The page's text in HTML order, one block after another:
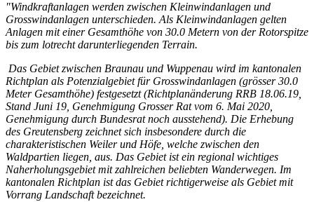
"Windkraftanlagen werden zwischen Kleinwindanlagen und
Grosswindanlagen unterschieden. Als Kleinwindanlagen gelten
Anlagen mit einer Gesamthöhe von 30.0 Metern von der Rotorspitze
bis zum lotrecht darunterliegenden Terrain.
Das Gebiet zwischen Braunau und Wuppenau wird im kantonalen
Richtplan als Potenzialgebiet für Grosswindanlagen (grösser 30.0
Meter Gesamthöhe) festgesetzt (Richtplanänderung RRB 18.06.19,
Stand Juni 19, Genehmigung Grosser Rat vom 6. Mai 2020,
Genehmigung durch Bundesrat noch ausstehend). Die Erhebung
des Greutensberg zeichnet sich insbesondere durch die
charakteristischen Weiler und Höfe, welche zwischen den
Waldpartien liegen, aus. Das Gebiet ist ein regional wichtiges
Naherholungsgebiet mit zahlreichen beliebten Wanderwegen. Im
kantonalen Richtplan ist das Gebiet richtigerweise als Gebiet mit
Vorrang Landschaft bezeichnet.